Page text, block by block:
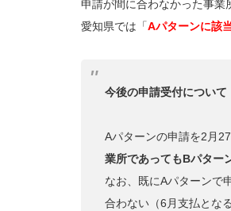
申請が間に合わなかった事業
愛知県では「Aパターンに該
今後の申請受付について
Aパターンの申請を2月
業所であってもBパター
なお、既にAパターンで
合わない（6月支払とな